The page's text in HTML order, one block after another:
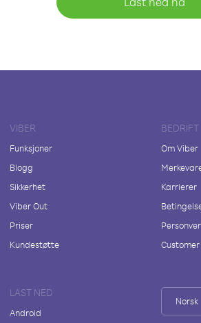
VIBER
Funksjoner
Blogg
Sikkerhet
Viber Out
Priser
Kundestøtte
BEDRIFT
Om Viber
Karrierer
LAST NED
Android
Norsk